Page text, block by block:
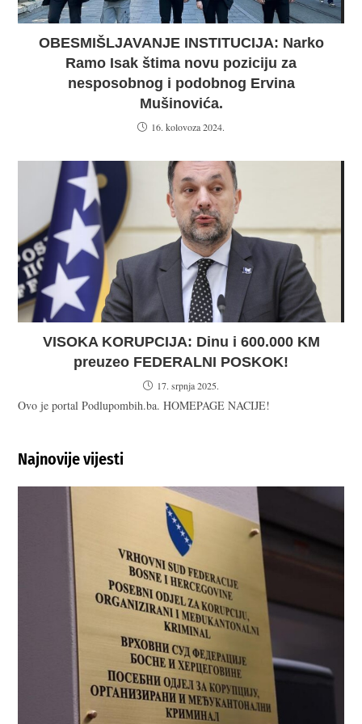
OBESMIŠLJAVANJE INSTITUCIJA: Narko
Ramo Isak štima novu poziciju za
nesposobnog i podobnog Ervina
Mušinovića.
16. kolovoza 2024.
VISOKA KORUPCIJA: Dinu i 600.000 KM
preuzeo FEDERALNI POSKOK!
17. srpnja 2025.
Ovo je portal Podlupombih.ba. HOMEPAGE NACIJE!
Najnovije vijesti